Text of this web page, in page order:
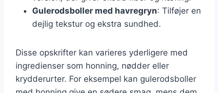
Gulerodsboller med havregryn: Tilføjer en
dejlig tekstur og ekstra sundhed.
Disse opskrifter kan varieres yderligere med
ingredienser som honning, nødder eller
krydderurter. For eksempel kan gulerodsboller